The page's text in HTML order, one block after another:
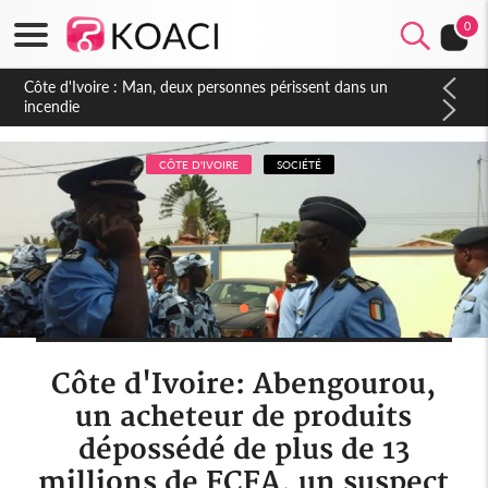
0
Côte d'Ivoire : Séileu, la célébration de la fête nationale
transformée en vaste campagne contre les produits
dépigmentants dangereux
CÔTE D'IVOIRE SOCIÉTÉ
Côte d'Ivoire: Abengourou,
un acheteur de produits
dépossédé de plus de 13